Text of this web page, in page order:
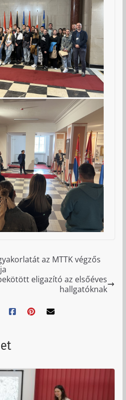
az MTTK végzős
eligazító az elsőéves
hallgatóknak